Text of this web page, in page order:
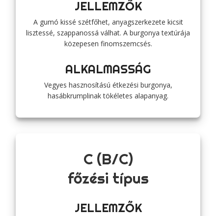
JELLEMZŐK
A gumó kissé szétfőhet, anyagszerkezete kicsit
lisztessé, szappanossá válhat. A burgonya textúrája
közepesen finomszemcsés.
ALKALMASSÁG
Vegyes hasznosítású étkezési burgonya,
hasábkrumplinak tökéletes alapanyag.
C (B/C)
főzési típus
JELLEMZŐK